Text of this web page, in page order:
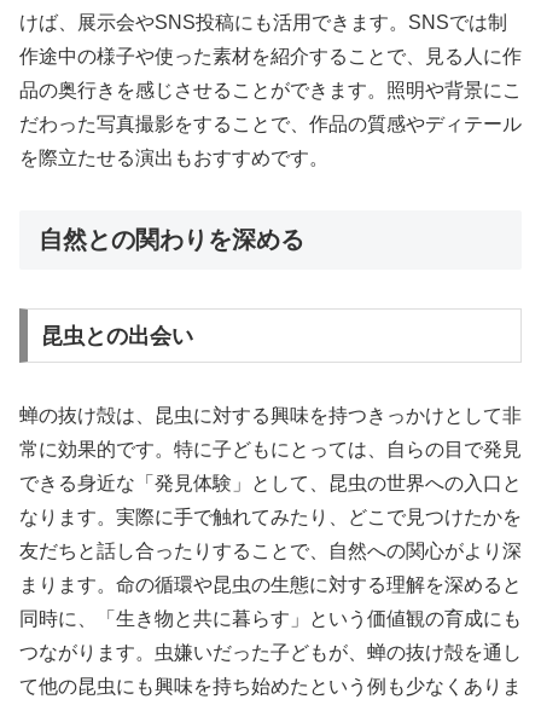
けば、展示会やSNS投稿にも活用できます。SNSでは制
作途中の様子や使った素材を紹介することで、見る人に作
品の奥行きを感じさせることができます。照明や背景にこ
だわった写真撮影をすることで、作品の質感やディテール
を際立たせる演出もおすすめです。
自然との関わりを深める
昆虫との出会い
蝉の抜け殻は、昆虫に対する興味を持つきっかけとして非
常に効果的です。特に子どもにとっては、自らの目で発見
できる身近な「発見体験」として、昆虫の世界への入口と
なります。実際に手で触れてみたり、どこで見つけたかを
友だちと話し合ったりすることで、自然への関心がより深
まります。命の循環や昆虫の生態に対する理解を深めると
同時に、「生き物と共に暮らす」という価値観の育成にも
つながります。虫嫌いだった子どもが、蝉の抜け殻を通し
て他の昆虫にも興味を持ち始めたという例も少なくありま